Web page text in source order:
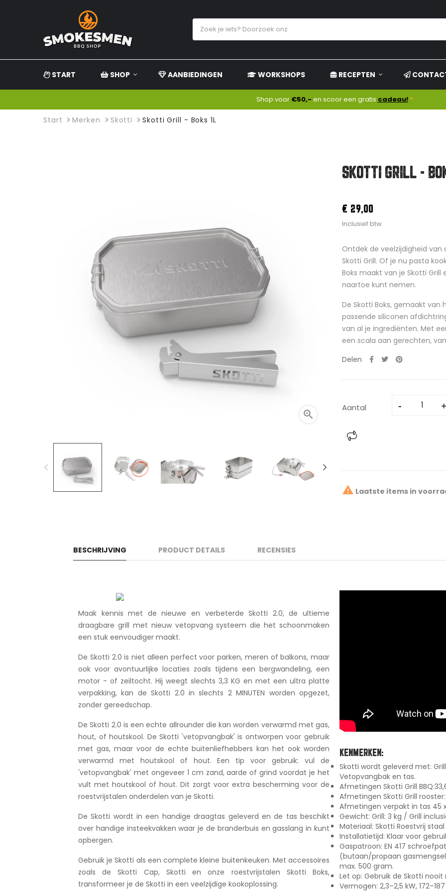
START SHOP AANBIEDINGEN WORKSHOPS RECEPTEN
Shop voor €50,- en scoor een gratis cadeau! *
Start Merken Skotti Skotti Grill - Boks 1L

SKOTTI GRILL -
€ 29,00
Inclusief btw
Ontdek de veelzijdigheid van
Skotti Grill. Of je nu pasta
Boks maakt van je Skotti
naartoe kunt nemen.
De Skotti Boks, gemaakt
passende siliconen
van al je ingrediënten. Met
een scala aan gerechten,
Delen
Aantal
 Laatste items in
BESCHRIJVING PRODUCT DETAILS RECENSIES
Maak kennis met de nieuwe en verbeterde Skotti 2.0, de ultieme
draagbare grill met nieuw vetopvang systeem die het schoonmaken
een stuk eenvoudiger maakt.
De Skotti 2.0 is niet alleen perfect voor parken, meren of balkons, maar
ook voor avontuurlijke locaties zoals tijdens een bergwandeling, een
motor - of zeiltocht. Hij weegt slechts 3,3 KG en met een ultra platte
verpakking, kan de Skotti 2.0 in slechts 2 MINUTEN worden opgezet,
zonder gereedschap.
De Skotti 2.0 is een echte allrounder die kan worden verwarmd met gas,
hout, of houtskool. De Skotti 'vetopvangbak' is ontworpen voor gebruik
met gas, maar voor de echte buitenliefhebbers kan het ook worden
verwarmd met houtskool of hout. Een tip voor gebruik: vul de
'vetopvangbak' met ongeveer 1 cm zand, aarde of grind voordat je het
vult met houtskool of hout. Dit zorgt voor extra bescherming voor de
roestvrijstalen onderdelen van je Skotti.
De Skotti wordt in een handige draagtas geleverd en de tas beschikt
over handige insteekvakken waar je de branderbuis en gasslang in kunt
opbergen.
Gebruik je Skotti als een complete kleine buitenkeuken. Met accessoires
zoals de Skotti Cap, Skotti en onze roestvrijstalen Skotti Boks,
transformeer je de Skotti in een veelzijdige kookoplossing.
KENMERKEN:
Skotti wordt geleverd met:
Vetopvangbak en tas.
Afmetingen Skotti Grill
Afmetingen Skotti Grill rooster:
Afmetingen verpakt in tas 45
Gewicht: Grill: 3 kg / Grill
Materiaal: Skotti Roestvrij
Installatietijd: Klaar voor
Gaspatroon: EN 417
(butaan/propaan
max. 500 gram.
Let op: Gebruik de Skotti
Vermogen: 2,3–2,5 kW,